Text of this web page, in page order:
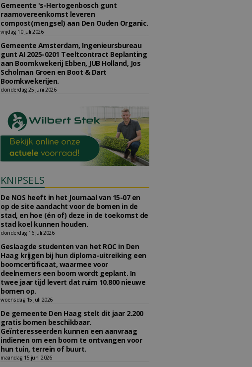
Gemeente 's-Hertogenbosch gunt
raamovereenkomst leveren
compost(mengsel) aan Den Ouden Organic.
vrijdag 10 juli 2026
Gemeente Amsterdam, Ingenieursbureau
gunt AI 2025-0201 Teeltcontract Beplanting
aan Boomkwekerij Ebben, JUB Holland, Jos
Scholman Groen en Boot & Dart
Boomkwekerijen.
donderdag 25 juni 2026
KNIPSELS
De NOS heeft in het Journaal van 15-07 en
op de site aandacht voor de bomen in de
stad, en hoe (én of) deze in de toekomst de
stad koel kunnen houden.
donderdag 16 juli 2026
Geslaagde studenten van het ROC in Den
Haag krijgen bij hun diploma-uitreiking een
boomcertificaat, waarmee voor
deelnemers een boom wordt geplant. In
twee jaar tijd levert dat ruim 10.800 nieuwe
bomen op.
woensdag 15 juli 2026
De gemeente Den Haag stelt dit jaar 2.200
gratis bomen beschikbaar.
Geïnteresseerden kunnen een aanvraag
indienen om een boom te ontvangen voor
hun tuin, terrein of buurt.
maandag 15 juni 2026